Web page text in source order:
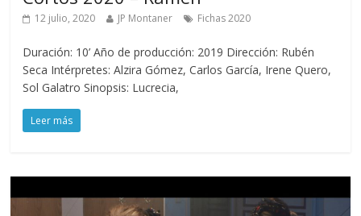
12 julio, 2020 JP Montaner Fichas 2020
Duración: 10’ Año de producción: 2019 Dirección: Rubén
Seca Intérpretes: Alzira Gómez, Carlos García, Irene Quero,
Sol Galatro Sinopsis: Lucrecia,
Leer más